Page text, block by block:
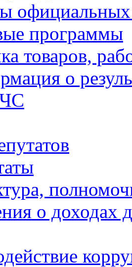
программы
товаров,
о
о доходах